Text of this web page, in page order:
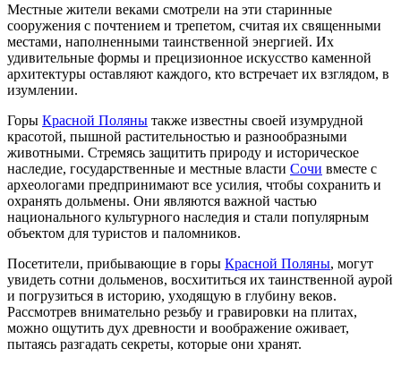
Местные жители веками смотрели на эти старинные
сооружения с почтением и трепетом, считая их священными
местами, наполненными таинственной энергией. Их
удивительные формы и прецизионное искусство каменной
архитектуры оставляют каждого, кто встречает их взглядом, в
изумлении.
Горы Красной Поляны также известны своей изумрудной
красотой, пышной растительностью и разнообразными
животными. Стремясь защитить природу и историческое
наследие, государственные и местные власти Сочи вместе с
археологами предпринимают все усилия, чтобы сохранить и
охранять дольмены. Они являются важной частью
национального культурного наследия и стали популярным
объектом для туристов и паломников.
Посетители, прибывающие в горы Красной Поляны, могут
увидеть сотни дольменов, восхититься их таинственной аурой
и погрузиться в историю, уходящую в глубину веков.
Рассмотрев внимательно резьбу и гравировки на плитах,
можно ощутить дух древности и воображение оживает,
пытаясь разгадать секреты, которые они хранят.